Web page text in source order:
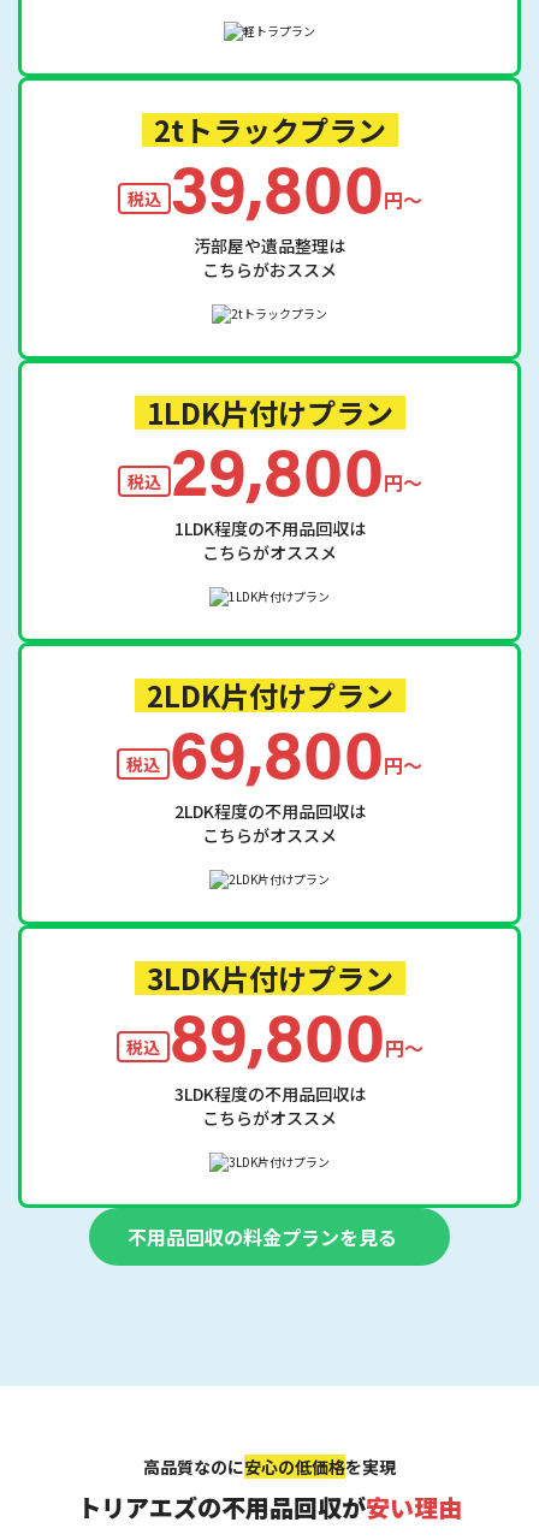
2tトラックプラン
税込 39,800円〜
汚部屋や遺品整理は
こちらがおススメ
1LDK片付けプラン
税込 29,800円〜
1LDK程度の不用品回収は
こちらがオススメ
2LDK片付けプラン
税込 69,800円〜
2LDK程度の不用品回収は
こちらがオススメ
3LDK片付けプラン
税込 89,800円〜
3LDK程度の不用品回収は
こちらがオススメ
不用品回収の料金プランを見る
高品質なのに安心の低価格を実現
トリアエズの不用品回収が安い理由